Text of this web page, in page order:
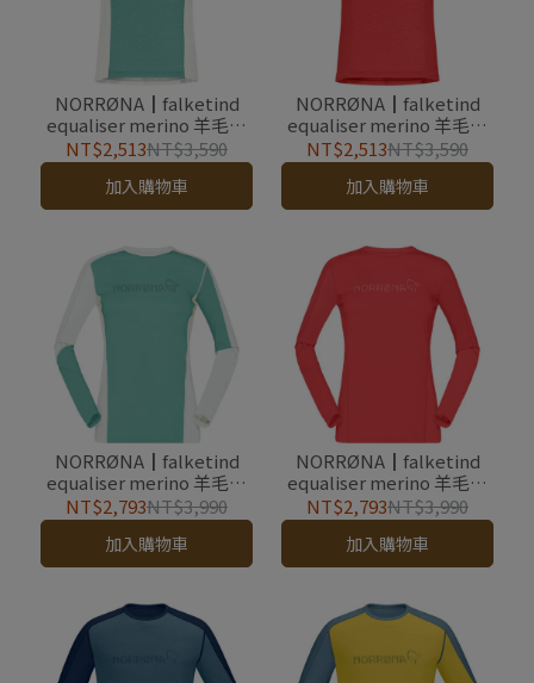
NORRØNA┃falketind
equaliser merino 羊毛短
袖圓領上衣 女款 孔雀石綠
- outlet
NT$2,513NT$3,590
加入購物車
NORRØNA┃falketind
equaliser merino 羊毛短
袖圓領上衣 女款 甜椒紅 -
outlet
NT$2,513NT$3,590
加入購物車
NORRØNA┃falketind
equaliser merino 羊毛長
袖圓領上衣 女款 孔雀石綠
- outlet
NT$2,793NT$3,990
加入購物車
NORRØNA┃falketind
equaliser merino 羊毛長
袖圓領上衣 女款 甜椒紅 -
outlet
NT$2,793NT$3,990
加入購物車